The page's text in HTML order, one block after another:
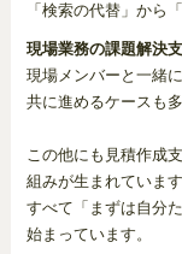
「検索の代替」から
現場業務の課題解決
現場メンバーと一緒
共に進めるケースも多
この他にも見積作成
組みが生まれています
すべて「まずは自分
始まっています。